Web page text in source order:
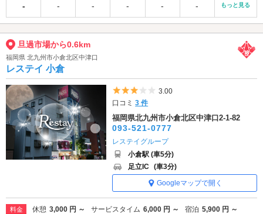
-
-
-
-
-
-
もっと見る
旦過市場から0.6km
福岡県 北九州市小倉北区中津口
レステイ 小倉
5つ星のうち3
3.00
口コミ3 件
福岡県北九州市小倉北区中津口2-1-82
093-521-0777
レステイグループ
小倉駅 (車5分)
足立IC (車3分)
Googleマップで開く
料金 休憩 3,000 円 ～ サービスタイム 6,000 円 ～ 宿泊 5,900 円 ～